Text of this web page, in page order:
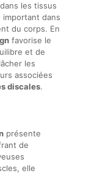
les tissus
dans
du corps. En
favorise le
et de
les
associées
discales.
présente
de
elle